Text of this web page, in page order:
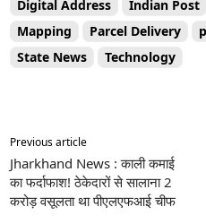
Digital Address
Indian Post
Mapping
Parcel Delivery
State News
Technology
Previous article
Jharkhand News : काली कमाई
का फर्दाफाश! ठेकेदारों से सालाना 2
करोड़ वसूलता था पीएलएफआई चीफ